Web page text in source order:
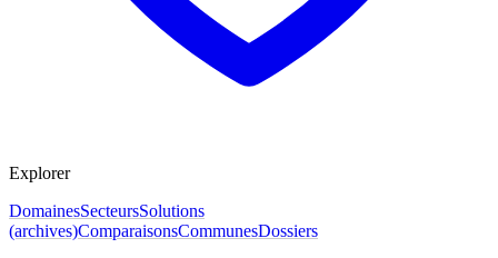
Explorer
DomainesSecteursSolutions
(archives)ComparaisonsCommunesDossiers